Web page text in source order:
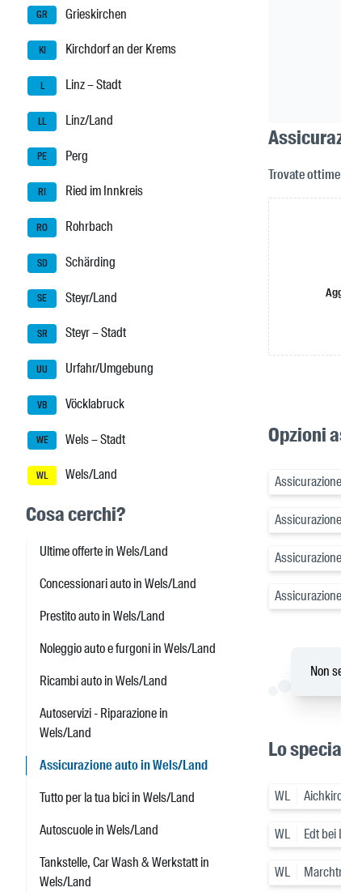
GR Grieskirchen
KI Kirchdorf an der Krems
L Linz – Stadt
LL Linz/Land
PE Perg
RI Ried im Innkreis
RO Rohrbach
SD Schärding
SE Steyr/Land
SR Steyr – Stadt
UU Urfahr/Umgebung
VB Vöcklabruck
WE Wels – Stadt
WL Wels/Land
Cosa cerchi?
Ultime offerte in Wels/Land
Concessionari auto in Wels/Land
Prestito auto in Wels/Land
Noleggio auto e furgoni in Wels/Land
Ricambi auto in Wels/Land
Autoservizi - Riparazione in
Wels/Land
Assicurazione auto in Wels/Land
Tutto per la tua bici in Wels/Land
Autoscuole in Wels/Land
Tankstelle, Car Wash & Werkstatt in
Wels/Land
Trovate
Opzioni
Non
Lo
WL
WL Edt bei
WL